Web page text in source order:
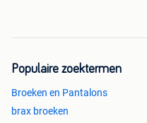
Populaire zoektermen
Broeken en Pantalons
brax broeken